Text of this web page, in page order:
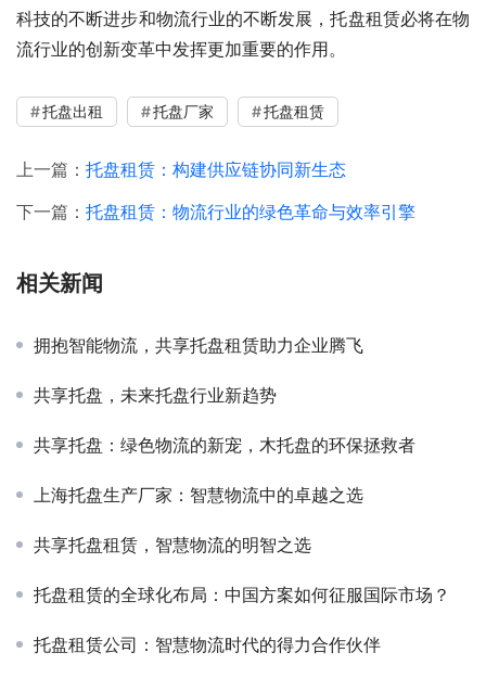
科技的不断进步和物流行业的不断发展，托盘租赁必将在物
流行业的创新变革中发挥更加重要的作用。
托盘出租 托盘厂家 托盘租赁
上一篇： 托盘租赁：构建供应链协同新生态
下一篇： 托盘租赁：物流行业的绿色革命与效率引擎
相关新闻
拥抱智能物流，共享托盘租赁助力企业腾飞
共享托盘，未来托盘行业新趋势
共享托盘：绿色物流的新宠，木托盘的环保拯救者
上海托盘生产厂家：智慧物流中的卓越之选
共享托盘租赁，智慧物流的明智之选
托盘租赁的全球化布局：中国方案如何征服国际市场？
托盘租赁公司：智慧物流时代的得力合作伙伴